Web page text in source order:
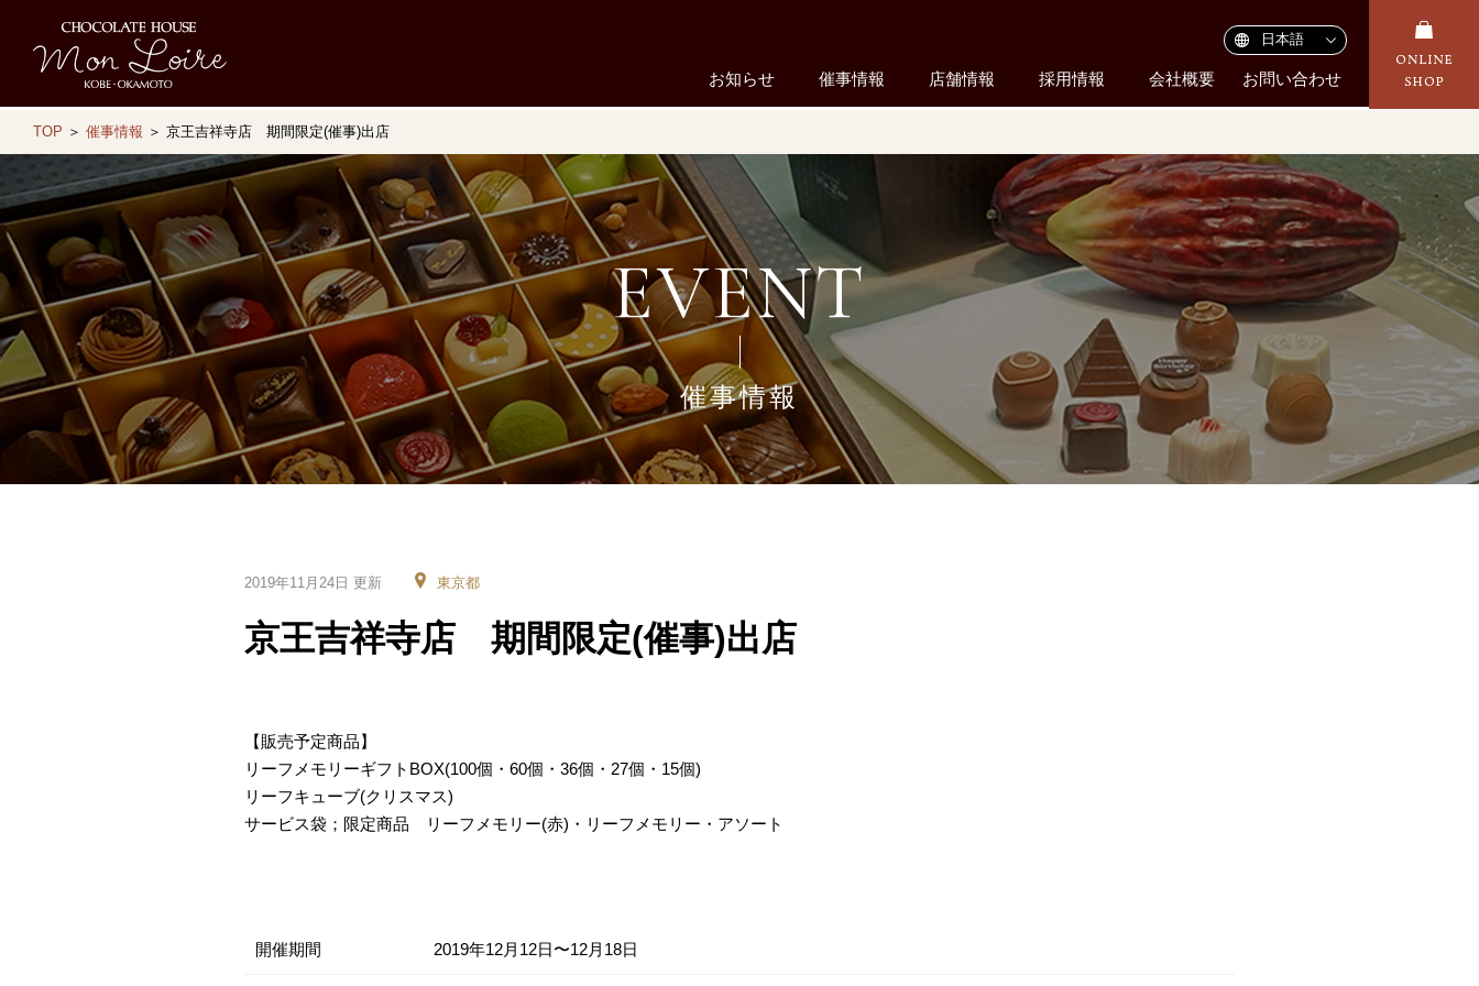
お知らせ 催事情報 店舗情報 採用情報 会社概要 お問い合わせ
TOP ＞ 催事情報 ＞ 京王吉祥寺店 期間限定(催事)出店
EVENT
催事情報
2019年11月24日 更新 東京都
京王吉祥寺店 期間限定(催事)出店
【販売予定商品】
リーフメモリーギフトBOX(100個・60個・36個・27個・15個)
リーフキューブ(クリスマス)
サービス袋；限定商品 リーフメモリー(赤)・リーフメモリー・アソート
開催期間 2019年12月12日〜12月18日